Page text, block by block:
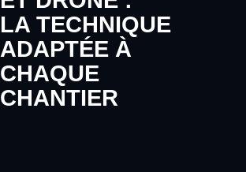
LA TECHNIQUE
ADAPTÉE À
CHAQUE
CHANTIER